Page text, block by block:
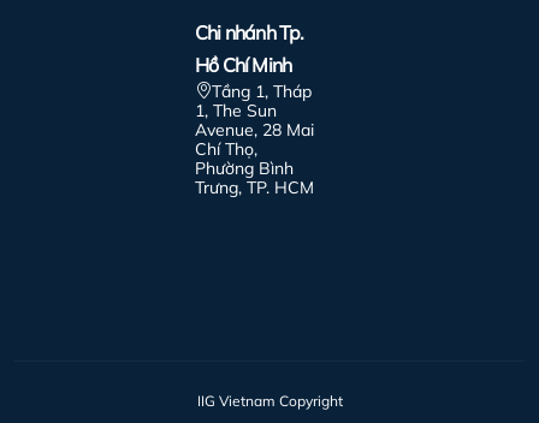
Chi nhánh Tp.
Hồ Chí Minh
Tầng 1, Tháp
1, The Sun
Avenue, 28 Mai
Chí Thọ,
Phường Bình
Trưng, TP. HCM
IIG Vietnam Copyright